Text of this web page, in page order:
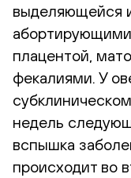
выделяющейся
плацентой,
фекалиями. У
недель
вспышка
происходит во